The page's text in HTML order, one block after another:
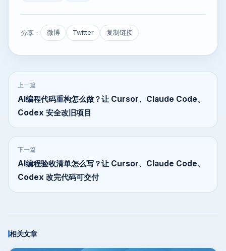
分享： 微博 Twitter 复制链接
上一篇
AI编程代码重构怎么做？让 Cursor、Claude Code、
Codex 安全改旧项目
下一篇
AI编程验收清单怎么写？让 Cursor、Claude Code、
Codex 改完代码可交付
相关文章